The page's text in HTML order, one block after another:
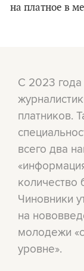
на платное в
С 2023 года
платников.
всего два
Чиновники
на
молодежи
уровне».